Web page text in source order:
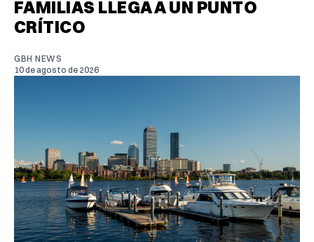
FAMILIAS LLEGA A UN PUNTO
CRÍTICO
GBH NEWS
10 de agosto de 2026